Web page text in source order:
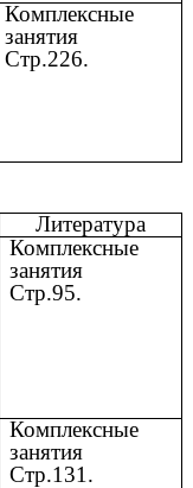
Комплексные
занятия
Стр.226.
Литература
Комплексные
занятия
Стр.95.
Комплексные
занятия
Стр.131.